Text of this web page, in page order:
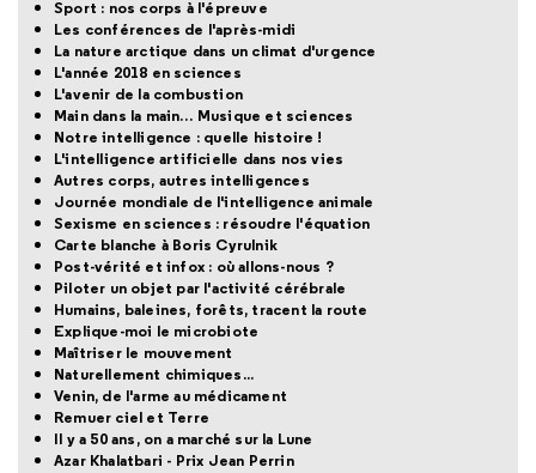
Sport : nos corps à l'épreuve
Les conférences de l'après-midi
La nature arctique dans un climat d'urgence
L'année 2018 en sciences
L'avenir de la combustion
Main dans la main… Musique et sciences
Notre intelligence : quelle histoire !
L'intelligence artificielle dans nos vies
Autres corps, autres intelligences
Journée mondiale de l'intelligence animale
Sexisme en sciences : résoudre l'équation
Carte blanche à Boris Cyrulnik
Post-vérité et infox : où allons-nous ?
Piloter un objet par l'activité cérébrale
Humains, baleines, forêts, tracent la route
Explique-moi le microbiote
Maîtriser le mouvement
Naturellement chimiques...
Venin, de l'arme au médicament
Remuer ciel et Terre
Il y a 50 ans, on a marché sur la Lune
Azar Khalatbari - Prix Jean Perrin